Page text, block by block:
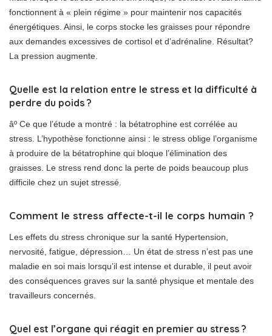
fonctionnent à « plein régime » pour maintenir nos capacités
énergétiques. Ainsi, le corps stocke les graisses pour répondre
aux demandes excessives de cortisol et d’adrénaline. Résultat?
La pression augmente.
Quelle est la relation entre le stress et la difficulté à
perdre du poids ?
âº Ce que l’étude a montré : la bétatrophine est corrélée au
stress. L’hypothèse fonctionne ainsi : le stress oblige l’organisme
à produire de la bétatrophine qui bloque l’élimination des
graisses. Le stress rend donc la perte de poids beaucoup plus
difficile chez un sujet stressé.
Comment le stress affecte-t-il le corps humain ?
Les effets du stress chronique sur la santé Hypertension,
nervosité, fatigue, dépression… Un état de stress n’est pas une
maladie en soi mais lorsqu’il est intense et durable, il peut avoir
des conséquences graves sur la santé physique et mentale des
travailleurs concernés.
Quel est l’organe qui réagit en premier au stress ?